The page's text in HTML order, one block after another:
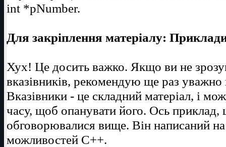
int *pNumber.
Для закріплення матеріалу:
Хух! Це досить важко. Якщо ви не
вказівників, рекомендую ще раз уважно
Вказівники - це складний матеріал, і
часу, щоб опанувати його. Ось приклад,
обговорювалися вище. Він написаний
можливостей C++.